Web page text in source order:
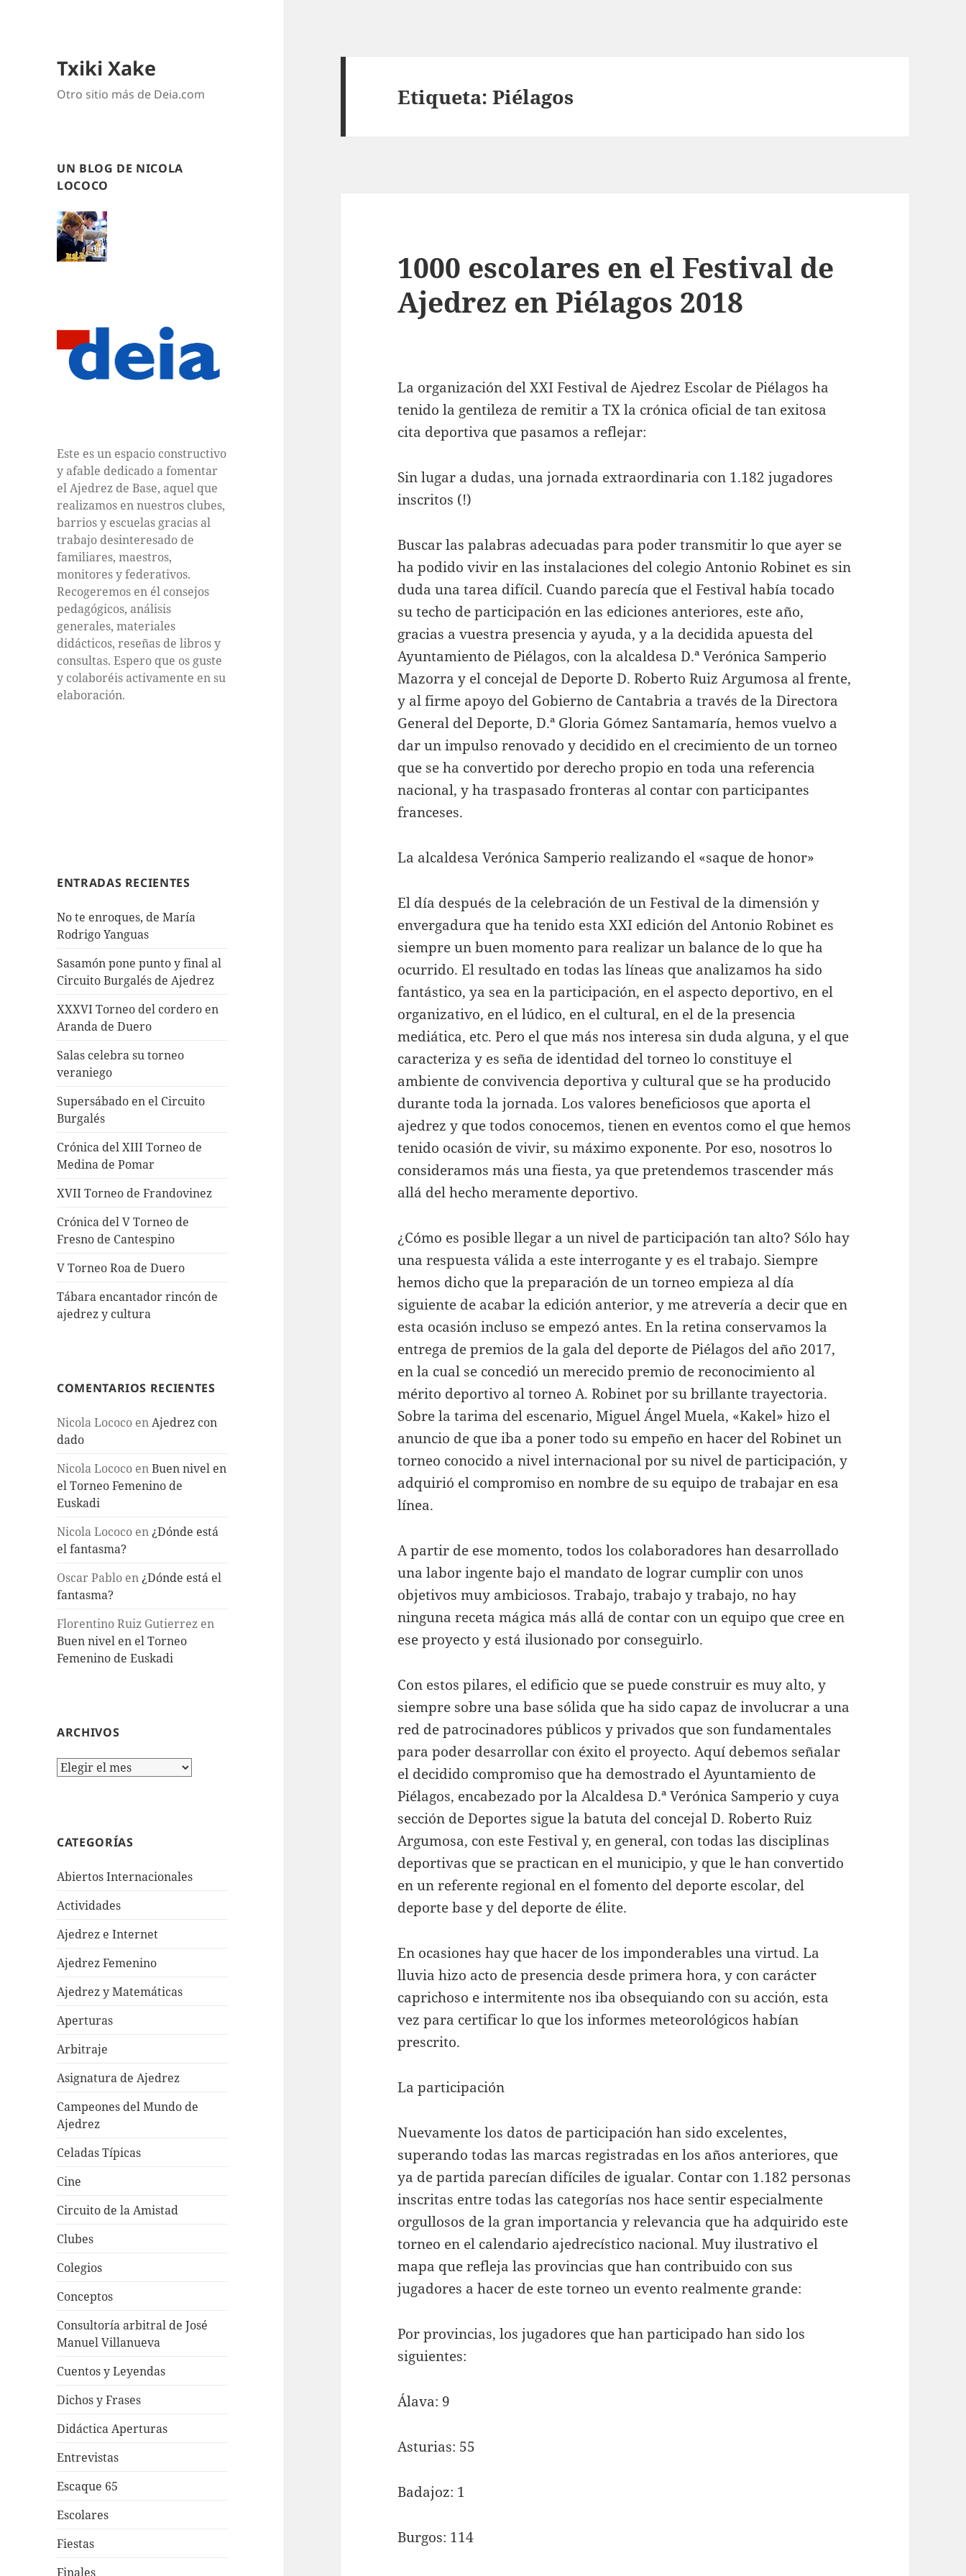
Txiki Xake
Otro sitio más de Deia.com
UN BLOG DE NICOLA
LOCOCO
Este es un espacio constructivo
y afable dedicado a fomentar
el Ajedrez de Base, aquel que
realizamos en nuestros clubes,
barrios y escuelas gracias al
trabajo desinteresado de
familiares, maestros,
monitores y federativos.
Recogeremos en él consejos
pedagógicos, análisis
generales, materiales
didácticos, reseñas de libros y
consultas. Espero que os guste
y colaboréis activamente en su
elaboración.
ENTRADAS RECIENTES
No te enroques, de María
Rodrigo Yanguas
Sasamón pone punto y final al
Circuito Burgalés de Ajedrez
XXXVI Torneo del cordero en
Aranda de Duero
Salas celebra su torneo
veraniego
Supersábado en el Circuito
Burgalés
Crónica del XIII Torneo de
Medina de Pomar
XVII Torneo de Frandovinez
Crónica del V Torneo de
Fresno de Cantespino
V Torneo Roa de Duero
Tábara encantador rincón de
ajedrez y cultura
COMENTARIOS RECIENTES
Nicola Lococo enAjedrez con
dado
Nicola Lococo enBuen nivel en
el Torneo Femenino de
Euskadi
Nicola Lococo en¿Dónde está
el fantasma?
Oscar Pablo en¿Dónde está el
fantasma?
Florentino Ruiz Gutierrez en
Buen nivel en el Torneo
Femenino de Euskadi
ARCHIVOS
Archivos
CATEGORÍAS
Abiertos Internacionales
Actividades
Ajedrez e Internet
Ajedrez Femenino
Ajedrez y Matemáticas
Aperturas
Arbitraje
Asignatura de Ajedrez
Campeones del Mundo de
Ajedrez
Celadas Típicas
Cine
Circuito de la Amistad
Clubes
Colegios
Conceptos
Consultoría arbitral de José
Manuel Villanueva
Cuentos y Leyendas
Dichos y Frases
Didáctica Aperturas
Entrevistas
Escaque 65
Escolares
Fiestas
Finales
Etiqueta:Piélagos
1000 escolares en el Festival de
Ajedrez en Piélagos 2018
La organización del XXI Festival de Ajedrez Escolar de Piélagos ha
tenido la gentileza de remitir a TX la crónica oficial de tan exitosa
cita deportiva que pasamos a reflejar:
Sin lugar a dudas, una jornada extraordinaria con 1.182 jugadores
inscritos (!)
Buscar las palabras adecuadas para poder transmitir lo que ayer se
ha podido vivir en las instalaciones del colegio Antonio Robinet es sin
duda una tarea difícil. Cuando parecía que el Festival había tocado
su techo de participación en las ediciones anteriores, este año,
gracias a vuestra presencia y ayuda, y a la decidida apuesta del
Ayuntamiento de Piélagos, con la alcaldesa D.ª Verónica Samperio
Mazorra y el concejal de Deporte D. Roberto Ruiz Argumosa al frente,
y al firme apoyo del Gobierno de Cantabria a través de la Directora
General del Deporte, D.ª Gloria Gómez Santamaría, hemos vuelvo a
dar un impulso renovado y decidido en el crecimiento de un torneo
que se ha convertido por derecho propio en toda una referencia
nacional, y ha traspasado fronteras al contar con participantes
franceses.
La alcaldesa Verónica Samperio realizando el «saque de honor»
El día después de la celebración de un Festival de la dimensión y
envergadura que ha tenido esta XXI edición del Antonio Robinet es
siempre un buen momento para realizar un balance de lo que ha
ocurrido. El resultado en todas las líneas que analizamos ha sido
fantástico, ya sea en la participación, en el aspecto deportivo, en el
organizativo, en el lúdico, en el cultural, en el de la presencia
mediática, etc. Pero el que más nos interesa sin duda alguna, y el que
caracteriza y es seña de identidad del torneo lo constituye el
ambiente de convivencia deportiva y cultural que se ha producido
durante toda la jornada. Los valores beneficiosos que aporta el
ajedrez y que todos conocemos, tienen en eventos como el que hemos
tenido ocasión de vivir, su máximo exponente. Por eso, nosotros lo
consideramos más una fiesta, ya que pretendemos trascender más
allá del hecho meramente deportivo.
¿Cómo es posible llegar a un nivel de participación tan alto? Sólo hay
una respuesta válida a este interrogante y es el trabajo. Siempre
hemos dicho que la preparación de un torneo empieza al día
siguiente de acabar la edición anterior, y me atrevería a decir que en
esta ocasión incluso se empezó antes. En la retina conservamos la
entrega de premios de la gala del deporte de Piélagos del año 2017,
en la cual se concedió un merecido premio de reconocimiento al
mérito deportivo al torneo A. Robinet por su brillante trayectoria.
Sobre la tarima del escenario, Miguel Ángel Muela, «Kakel» hizo el
anuncio de que iba a poner todo su empeño en hacer del Robinet un
torneo conocido a nivel internacional por su nivel de participación, y
adquirió el compromiso en nombre de su equipo de trabajar en esa
línea.
A partir de ese momento, todos los colaboradores han desarrollado
una labor ingente bajo el mandato de lograr cumplir con unos
objetivos muy ambiciosos. Trabajo, trabajo y trabajo, no hay
ninguna receta mágica más allá de contar con un equipo que cree en
ese proyecto y está ilusionado por conseguirlo.
Con estos pilares, el edificio que se puede construir es muy alto, y
siempre sobre una base sólida que ha sido capaz de involucrar a una
red de patrocinadores públicos y privados que son fundamentales
para poder desarrollar con éxito el proyecto. Aquí debemos señalar
el decidido compromiso que ha demostrado el Ayuntamiento de
Piélagos, encabezado por la Alcaldesa D.ª Verónica Samperio y cuya
sección de Deportes sigue la batuta del concejal D. Roberto Ruiz
Argumosa, con este Festival y, en general, con todas las disciplinas
deportivas que se practican en el municipio, y que le han convertido
en un referente regional en el fomento del deporte escolar, del
deporte base y del deporte de élite.
En ocasiones hay que hacer de los imponderables una virtud. La
lluvia hizo acto de presencia desde primera hora, y con carácter
caprichoso e intermitente nos iba obsequiando con su acción, esta
vez para certificar lo que los informes meteorológicos habían
prescrito.
La participación
Nuevamente los datos de participación han sido excelentes,
superando todas las marcas registradas en los años anteriores, que
ya de partida parecían difíciles de igualar. Contar con 1.182 personas
inscritas entre todas las categorías nos hace sentir especialmente
orgullosos de la gran importancia y relevancia que ha adquirido este
torneo en el calendario ajedrecístico nacional. Muy ilustrativo el
mapa que refleja las provincias que han contribuido con sus
jugadores a hacer de este torneo un evento realmente grande:
Por provincias, los jugadores que han participado han sido los
siguientes:
Álava: 9
Asturias: 55
Badajoz: 1
Burgos: 114